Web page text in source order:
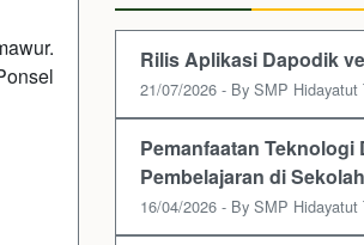
Rilis Aplikasi Dapodik
21/07/2026 - By SMP Hidayatut
Pemanfaatan Teknologi
Pembelajaran di Sekolah
16/04/2026 - By SMP Hidayatut